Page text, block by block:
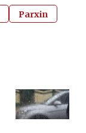
Parxin